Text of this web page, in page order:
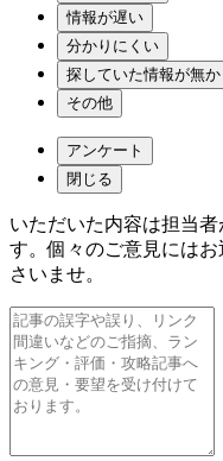
情報が遅い
分かりにくい
探していた情報が無か
その他
アンケート
閉じる
いただいた内容は担当
す。個々のご意見には
さいませ。